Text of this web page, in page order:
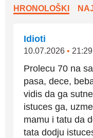
HRONOLOŠKI
Idioti
10.07.2026 • 21:29
Prolecu 70 na
pasa, dece,
vidis da ga
istuces ga,
mamu i tatu da
tata dodju